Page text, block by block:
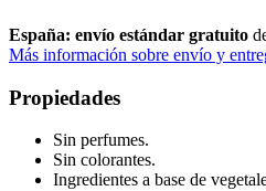
España: envío estándar gratuito
Más información sobre envío y
Propiedades
Sin perfumes.
Sin colorantes.
Ingredientes a base de